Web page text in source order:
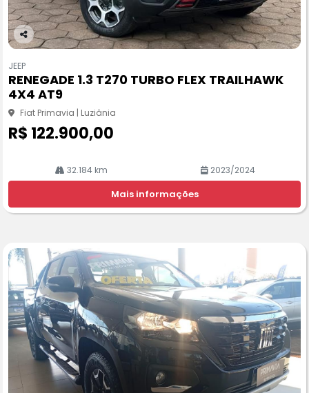
Co
pa
rtil
he
JEEP
RENEGADE 1.3 T270 TURBO FLEX TRAILHAWK
4X4 AT9
Fiat Primavia | Luziânia
R$ 122.900,00
32.184 km 2023/2024
Mais informações